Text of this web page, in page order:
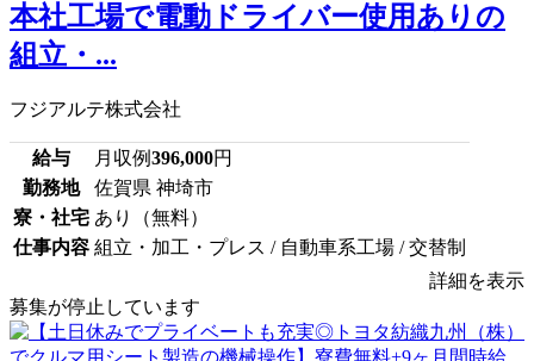
本社工場で電動ドライバー使用ありの
組立・...
フジアルテ株式会社
給与 月収例396,000円
勤務地
佐賀県 神埼市
寮・社宅 あり（無料）
仕事内容 組立・加工・プレス / 自動車系工場 / 交替制
詳細を表示
募集が停止しています